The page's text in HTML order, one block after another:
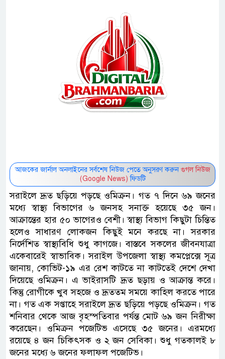
আজকের জার্নাল অনলাইনের সর্বশেষ নিউজ পেতে অনুসরণ করুন গুগল নিউজ
(Google News) ফিডটি
সরাইলে দ্রূত ছড়িয়ে পড়ছে ওমিক্রন। গত ৭ দিনে ৬৯ জনের
মধ্যে স্বাস্থ্য বিভাগের ৬ জনসহ সনাক্ত হয়েছে ৩৫ জন।
আক্রান্তের হার ৫০ ভাগেরও বেশী। স্বাস্থ্য বিভাগ কিছুটা চিন্তিত
হলেও সাধারণ লোকজন কিছুই মনে করছে না। সরকার
নির্দেশিত স্বাস্থ্যবিধি শুধু কাগজে। বাস্তবে সকলের জীবনযাত্রা
একেবারেই স্বাভাবিক। সরাইল উপজেলা স্বাস্থ্য কমপ্লেক্সে সূত্র
জানায়, কোভিট-১৯ এর রেশ কাটতে না কাটতেই দেশে দেখা
দিয়েছে ওমিক্রন। এ ভাইরাসটি দ্রূত ছড়ায় ও আক্রান্ত করে।
কিন্তু রোগীকে খুব সহজে ও দ্রূততম সময়ে কাহিল করতে পারে
না। গত এক সপ্তাহে সরাইলে দ্রূত ছড়িয়ে পড়ছে ওমিক্রন। গত
শনিবার থেকে আজ বৃহস্পতিবার পর্যন্ত মোট ৬৯ জন নিরীক্ষা
করেছেন। ওমিক্রন পজেটিভ এসেছে ৩৫ জনের। এরমধ্যে
রয়েছে ৪ জন চিকিৎসক ও ২ জন সেবিকা। শুধু গতকালই ৮
জনের মধ্যে ৬ জনের ফলাফল পজেটিভ।